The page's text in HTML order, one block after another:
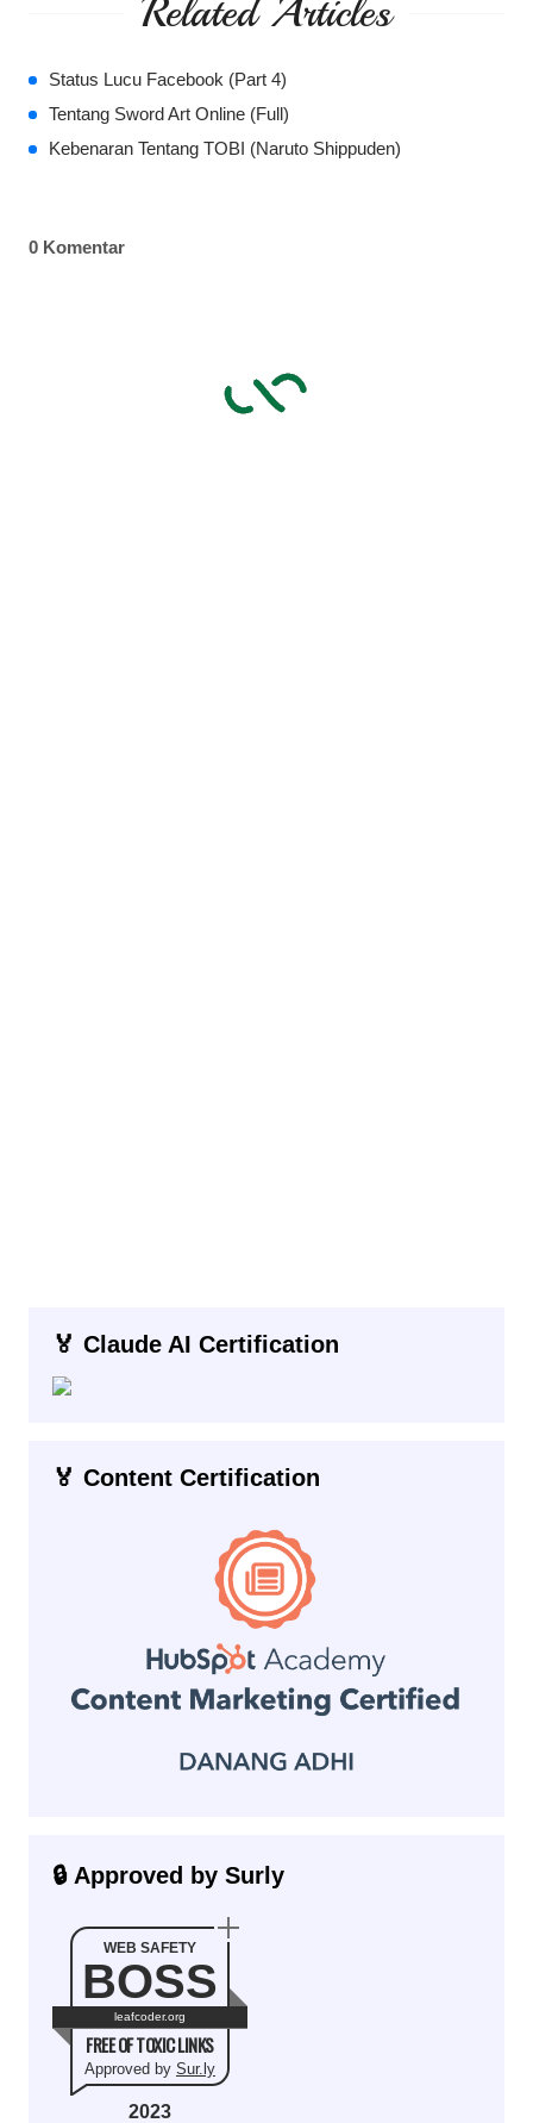
Related Articles
Status Lucu Facebook (Part 4)
Tentang Sword Art Online (Full)
Kebenaran Tentang TOBI (Naruto Shippuden)
0 Komentar
🏅 Claude AI Certification
🏅 Content Certification
🔒 Approved by Surly
WEB SAFETY
BOSS
leafcoder.org
FREE OF TOXIC LINKS
Approved by Sur.ly
2023